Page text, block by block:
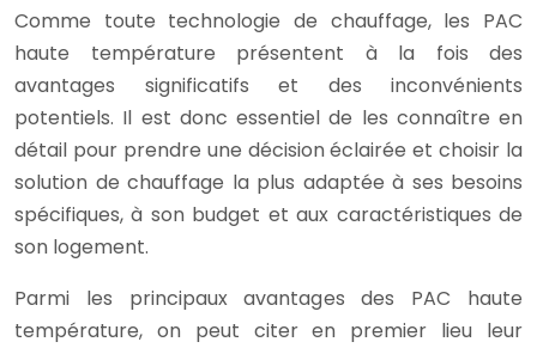
Comme toute technologie de chauffage, les PAC
haute température présentent à la fois des
avantages significatifs et des inconvénients
potentiels. Il est donc essentiel de les connaître en
détail pour prendre une décision éclairée et choisir la
solution de chauffage la plus adaptée à ses besoins
spécifiques, à son budget et aux caractéristiques de
son logement.
Parmi les principaux avantages des PAC haute
température, on peut citer en premier lieu leur